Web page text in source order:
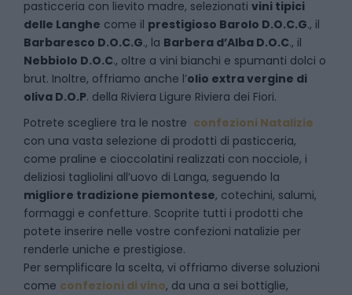
pasticceria con lievito madre, selezionati vini tipici
delle Langhe come il prestigioso Barolo D.O.C.G., il
Barbaresco D.O.C.G., la Barbera d’Alba D.O.C., il
Nebbiolo D.O.C., oltre a vini bianchi e spumanti dolci o
brut. Inoltre, offriamo anche l’olio extra vergine di
oliva D.O.P. della Riviera Ligure Riviera dei Fiori.
Potrete scegliere tra le nostre confezioni Natalizie
con una vasta selezione di prodotti di pasticceria,
come praline e cioccolatini realizzati con nocciole, i
deliziosi tagliolini all’uovo di Langa, seguendo la
migliore tradizione piemontese, cotechini, salumi,
formaggi e confetture. Scoprite tutti i prodotti che
potete inserire nelle vostre confezioni natalizie per
renderle uniche e prestigiose.
Per semplificare la scelta, vi offriamo diverse soluzioni
come confezioni di vino, da una a sei bottiglie,